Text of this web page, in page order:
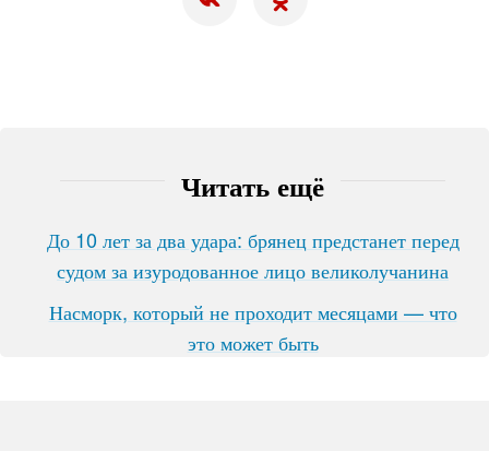
Читать ещё
До 10 лет за два удара: брянец предстанет перед
судом за изуродованное лицо великолучанина
Насморк, который не проходит месяцами — что
это может быть